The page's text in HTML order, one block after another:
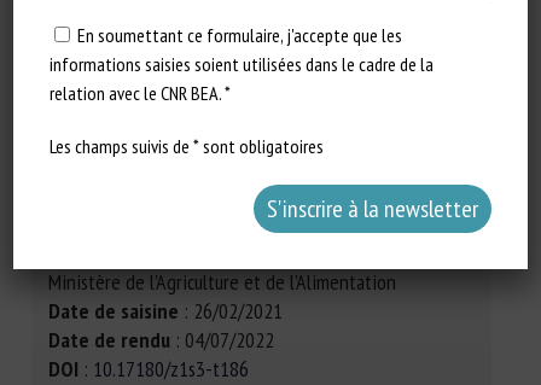
Télécharger l'infographie (version EN)
Titre complet: Avis du CNR BEA relatif aux impacts
des outils et pratiques d’éducation canine sur le bien-
: Bureau du Bien-être animal (BBEA) –
Ministère de l’Agriculture et de l’Alimentation
Date de saisine : 26/02/2021
Date de rendu : 04/07/2022
DOI : 10.17180/z1s3-t186
En soumettant ce formulaire, j'accepte que les
informations saisies soient utilisées dans le cadre de la
relation avec le CNR BEA. *
Les champs suivis de * sont obligatoires